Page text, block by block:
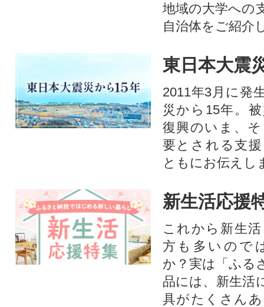
地域の大学への
自治体をご紹介
東日本大震
2011年3月に発
災から15年。
復興のいま、
要とされる支
ともにお伝えし
新生活応援
これから新生
方も多いので
か？実は「ふる
品には、新生活
具がたくさん